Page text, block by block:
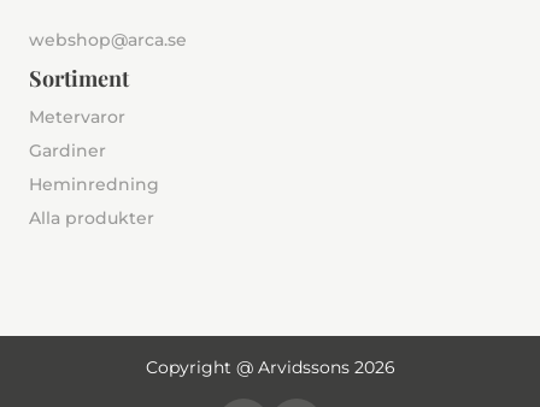
webshop@arca.se
Sortiment
Metervaror
Gardiner
Heminredning
Alla produkter
Copyright @ Arvidssons 2026